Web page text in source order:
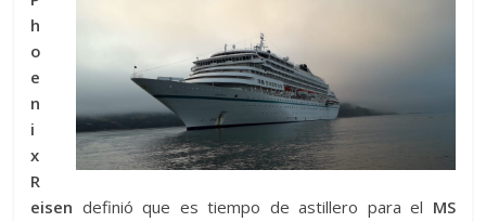
h
o
e
n
i
x
R
eisen definió que es tiempo de astillero para el MS